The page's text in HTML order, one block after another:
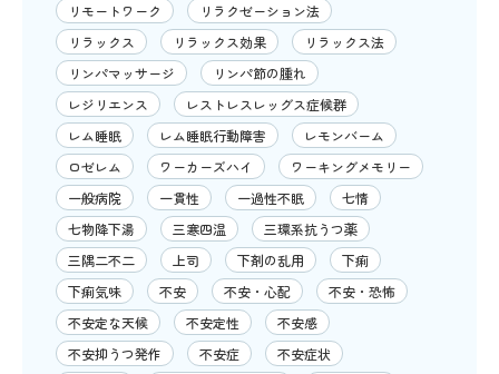
リモートワーク
リラクゼーション法
リラックス
リラックス効果
リラックス法
リンパマッサージ
リンパ節の腫れ
レジリエンス
レストレスレッグス症候群
レム睡眠
レム睡眠行動障害
レモンバーム
ロゼレム
ワーカーズハイ
ワーキングメモリー
一般病院
一貫性 一過性不眠
七情
七物降下湯
三寒四温
三環系抗うつ薬
三隅二不二
上司 下剤の乱用
下痢
下痢気味
不安 不安・心配
不安・恐怖
不安定な天候
不安定性
不安感
不安抑うつ発作
不安症
不安症状